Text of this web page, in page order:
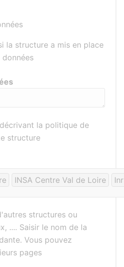
la structure a mis en place
la politique de
structure
INSA Centre Val de Loire
structures ou
.... Saisir le nom de la
Vous pouvez
pages